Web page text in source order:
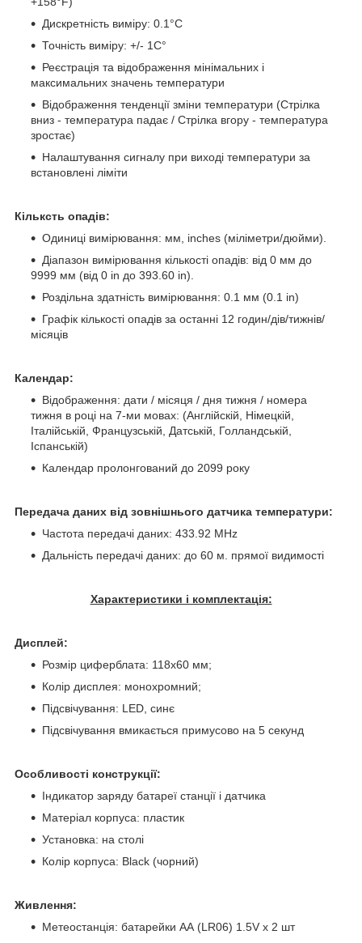
Дискретність виміру: 0.1°C
Точність виміру: +/- 1C°
Реєстрація та відображення мінімальних і
максимальних значень температури
Відображення тенденції зміни температури (Стрілка
вниз - температура падає / Стрілка вгору - температура
зростає)
Налаштування сигналу при виході температури за
встановлені ліміти
Кільксть опадів:
Одиниці вимірювання: мм, inches (міліметри/дюйми).
Діапазон вимірювання кількості опадів: від 0 мм до
9999 мм (від 0 in до 393.60 in).
Роздільна здатність вимірювання: 0.1 мм (0.1 in)
Графік кількості опадів за останні 12 годин/дів/тижнів/
місяців
Календар:
Відображення: дати / місяця / дня тижня / номера
тижня в році на 7-ми мовах: (Англійскій, Німецкій,
Італійській, Французській, Датській, Голландській,
Іспанській)
Календар пролонгований до 2099 року
Передача даних від зовнішнього датчика температури:
Частота передачі даних: 433.92 MHz
Дальність передачі даних: до 60 м. прямої видимості
Характеристики і комплектація:
Дисплей:
Розмір циферблата: 118x60 мм;
Колір дисплея: монохромний;
Підсвічування: LED, синє
Підсвічування вмикається примусово на 5 секунд
Особливості конструкції:
Індикатор заряду батареї станції і датчика
Матеріал корпуса: пластик
Установка: на столі
Колір корпуса: Black (чорний)
Живлення:
Метеостанція: батарейки AА (LR06) 1.5V х 2 шт